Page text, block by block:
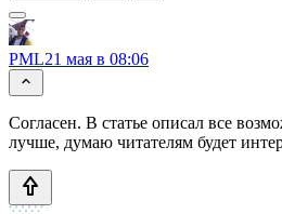
PML21 мая в 08:06
Согласен. В статье описал все
лучше, думаю читателям будет